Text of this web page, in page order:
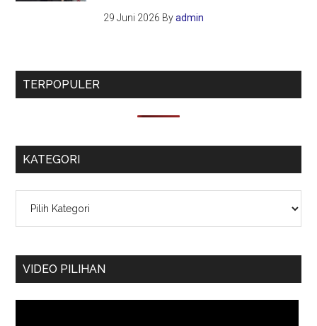
29 Juni 2026 Byadmin
TERPOPULER
KATEGORI
VIDEO PILIHAN